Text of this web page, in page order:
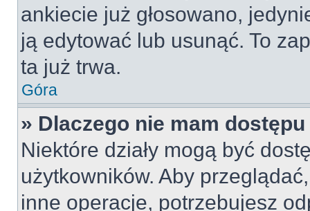
ankiecie już głosowano,
ją edytować lub usunąć. To
ta już trwa.
Góra
» Dlaczego nie mam dostępu
Niektóre działy mogą być
użytkowników. Aby
inne operacje, potrzebujesz